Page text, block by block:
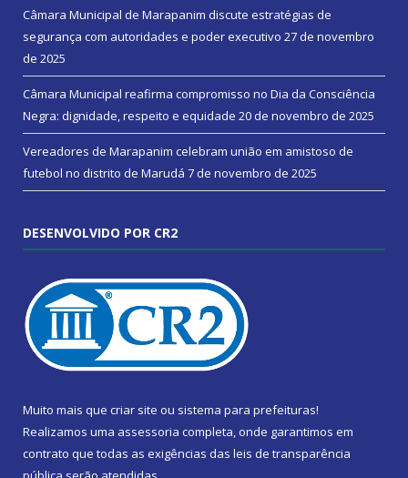
Câmara Municipal de Marapanim discute estratégias de
segurança com autoridades e poder executivo 27 de novembro
de 2025
Câmara Municipal reafirma compromisso no Dia da Consciência
Negra: dignidade, respeito e equidade 20 de novembro de 2025
Vereadores de Marapanim celebram união em amistoso de
futebol no distrito de Marudá 7 de novembro de 2025
DESENVOLVIDO POR CR2
Muito mais que criar site ou sistema para prefeituras!
Realizamos uma assessoria completa, onde garantimos em
contrato que todas as exigências das leis de transparência